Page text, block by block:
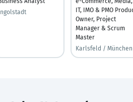
IT, IMO & PMO
Owner, Project
Manager & Scrum
Master
Karlsfeld / München